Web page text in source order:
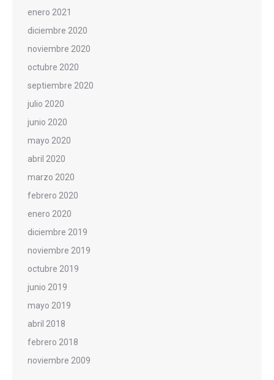
enero 2021
diciembre 2020
noviembre 2020
octubre 2020
septiembre 2020
julio 2020
junio 2020
mayo 2020
abril 2020
marzo 2020
febrero 2020
enero 2020
diciembre 2019
noviembre 2019
octubre 2019
junio 2019
mayo 2019
abril 2018
febrero 2018
noviembre 2009